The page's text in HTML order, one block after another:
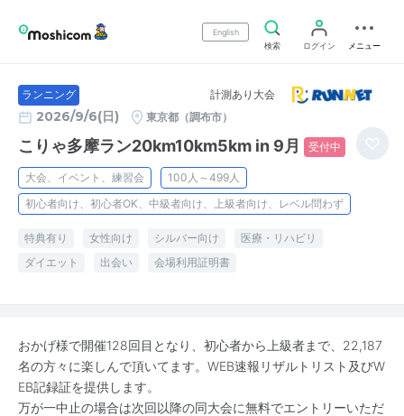
English
検索
ログイン メニュー
ランニング 計測あり大会
2026/9/6(日) 東京都（調布市）
こりゃ多摩ラン20km10km5km in 9月 受付中
大会、イベント、練習会
100人～499人
初心者向け、初心者OK、中級者向け、上級者向け、レベル問わず
特典有り 女性向け シルバー向け
医療・リハビリ
ダイエット
出会い 会場利用証明書
おかげ様で開催128回目となり、初心者から上級者まで、22,187
名の方々に楽しんで頂いてます。WEB速報リザルトリスト及びW
EB記録証を提供します。
万が一中止の場合は次回以降の同大会に無料でエントリーいただ